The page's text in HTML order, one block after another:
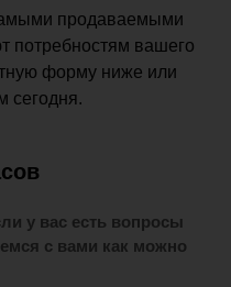
продаваемыми
потребностям вашего
форму ниже или
сегодня.
у вас есть вопросы
с вами как можно